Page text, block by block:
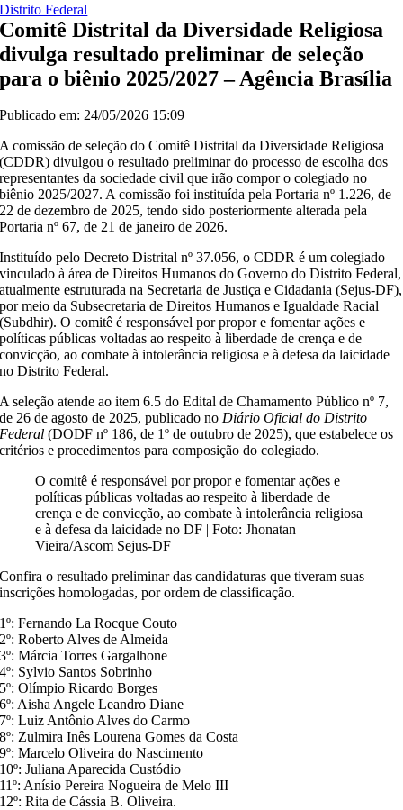
Distrito Federal
Comitê Distrital da Diversidade Religiosa
divulga resultado preliminar de seleção
para o biênio 2025/2027 – Agência Brasília
Publicado em: 24/05/2026 15:09
A comissão de seleção do Comitê Distrital da Diversidade Religiosa
(CDDR) divulgou o resultado preliminar do processo de escolha dos
representantes da sociedade civil que irão compor o colegiado no
biênio 2025/2027. A comissão foi instituída pela Portaria nº 1.226, de
22 de dezembro de 2025, tendo sido posteriormente alterada pela
Portaria nº 67, de 21 de janeiro de 2026.
Instituído pelo Decreto Distrital nº 37.056, o CDDR é um colegiado
vinculado à área de Direitos Humanos do Governo do Distrito Federal,
atualmente estruturada na Secretaria de Justiça e Cidadania (Sejus-DF),
por meio da Subsecretaria de Direitos Humanos e Igualdade Racial
(Subdhir). O comitê é responsável por propor e fomentar ações e
políticas públicas voltadas ao respeito à liberdade de crença e de
convicção, ao combate à intolerância religiosa e à defesa da laicidade
no Distrito Federal.
A seleção atende ao item 6.5 do Edital de Chamamento Público nº 7,
de 26 de agosto de 2025, publicado no Diário Oficial do Distrito
Federal (DODF nº 186, de 1º de outubro de 2025), que estabelece os
critérios e procedimentos para composição do colegiado.
O comitê é responsável por propor e fomentar ações e
políticas públicas voltadas ao respeito à liberdade de
crença e de convicção, ao combate à intolerância religiosa
e à defesa da laicidade no DF | Foto: Jhonatan
Vieira/Ascom Sejus-DF
Confira o resultado preliminar das candidaturas que tiveram suas
inscrições homologadas, por ordem de classificação.
1º: Fernando La Rocque Couto
2º: Roberto Alves de Almeida
3º: Márcia Torres Gargalhone
4º: Sylvio Santos Sobrinho
5º: Olímpio Ricardo Borges
6º: Aisha Angele Leandro Diane
7º: Luiz Antônio Alves do Carmo
8º: Zulmira Inês Lourena Gomes da Costa
9º: Marcelo Oliveira do Nascimento
10º: Juliana Aparecida Custódio
11º: Anísio Pereira Nogueira de Melo III
12º: Rita de Cássia B. Oliveira.